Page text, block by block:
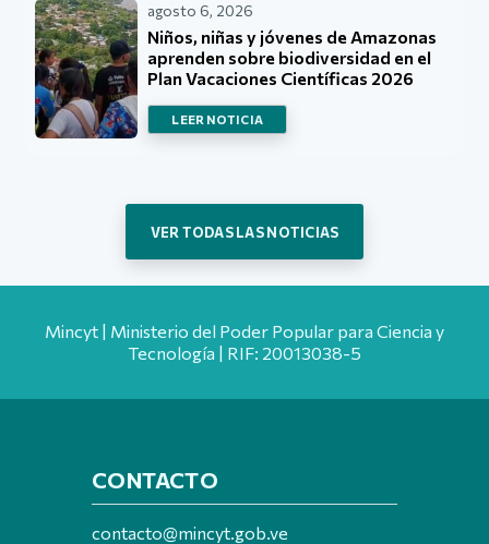
agosto 6, 2026
Niños, niñas y jóvenes de Amazonas
aprenden sobre biodiversidad en el
Plan Vacaciones Científicas 2026
LEER NOTICIA
VER TODAS LAS NOTICIAS
Mincyt | Ministerio del Poder Popular para Ciencia y
Tecnología | RIF: 20013038-5
CONTACTO
contacto@mincyt.gob.ve